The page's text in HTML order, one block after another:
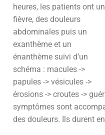
heures, les patients ont
fièvre, des douleurs
abdominales puis un
exanthème et un
énanthème suivi d’un
schéma : macules ->
papules -> vésicules ->
érosions -> croutes ->
symptômes sont
des douleurs. Ils durent